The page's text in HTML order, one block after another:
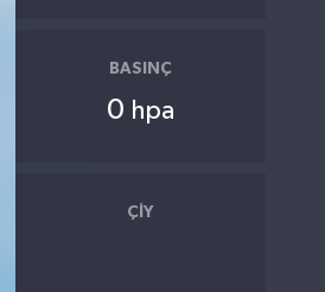
BASINÇ
0 hpa
ÇIY